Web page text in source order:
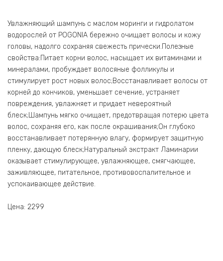
Увлажняющий шампунь с маслом моринги и гидролатом
водорослей от POGONIA бережно очищает волосы и кожу
головы, надолго сохраняя свежесть прически.Полезные
свойства:Питает корни волос, насыщает их витаминами и
минералами, пробуждает волосяные фолликулы и
стимулирует рост новых волос;Восстанавливает волосы от
корней до кончиков, уменьшает сечение, устраняет
повреждения, увлажняет и придает невероятный
блеск;Шампунь мягко очищает, предотвращая потерю цвета
волос, сохраняя его, как после окрашивания;Он глубоко
восстанавливает потерянную влагу, формирует защитную
пленку, дающую блеск;Натуральный экстракт Ламинарии
оказывает стимулирующее, увлажняющее, смягчающее,
заживляющее, питательное, противовоспалительное и
успокаивающее действие.
Цена: 2299